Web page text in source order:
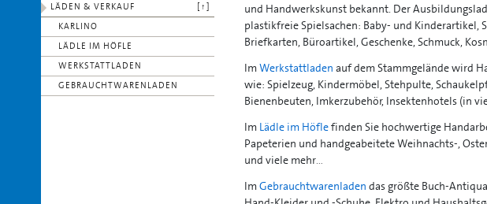
[↑]
LÄDEN & VERKAUF
KARLINO
LÄDLE IM HÖFLE
WERKSTATTLADEN
GEBRAUCHTWARENLADEN
und Handwerkskunst bekannt. Der
plastikfreie Spielsachen: Baby- und Kinderartikel,
Briefkarten, Büroartikel, Geschenke, Schmuck,
ImWerkstattladen auf dem Stammgelände wird
wie: Spielzeug, Kindermöbel, Stehpulte,
Bienenbeuten, Imkerzubehör, Insektenhotels (in
Im Lädle im Höflefinden Sie hochwertige
Papeterien und handgeabeitete Weihnachts-,
und viele mehr…
ImGebrauchtwarenladen das größte Buch-